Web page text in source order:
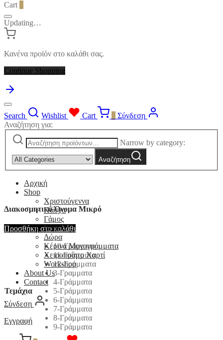
Διακοσμητικό Όνομα Μικρό
Προσθήκη στο καλάθι
Τεμάχια
10-Γράμματα
11-Γράμματα
12-Γράμματα
3-Γραμματα
4-Γράμματα
5-Γράμματα
6-Γράμματα
7-Γράμματα
8-Γράμματα
9-Γράμματα
Cart
Updating…
Κανένα προϊόν στο καλάθι σας.
Continue Shopping
Search Wishlist Cart
Σύνδεση
Αναζήτηση για:
Narrow by category:
Αναζήτηση
Αρχική
Shop
Χριστούγεννα
Πάσχα
Γάμος
Βάπτιση
Δώρα
Κέρινα Μονογράμματα
Χειροποίητο Χαρτί
Workshop
About Us
Contact
Σύνδεση
Εγγραφή